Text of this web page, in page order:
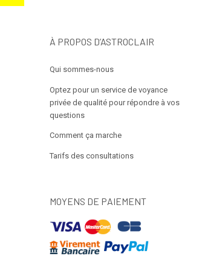
À PROPOS D’ASTROCLAIR
Qui sommes-nous
Optez pour un service de voyance
privée de qualité pour répondre à vos
questions
Comment ça marche
Tarifs des consultations
MOYENS DE PAIEMENT